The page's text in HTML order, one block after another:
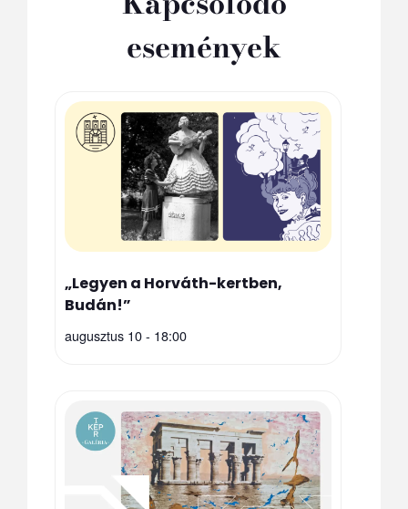
események
„Legyen a Horváth-kertben,
Budán!”
augusztus 10 - 18:00